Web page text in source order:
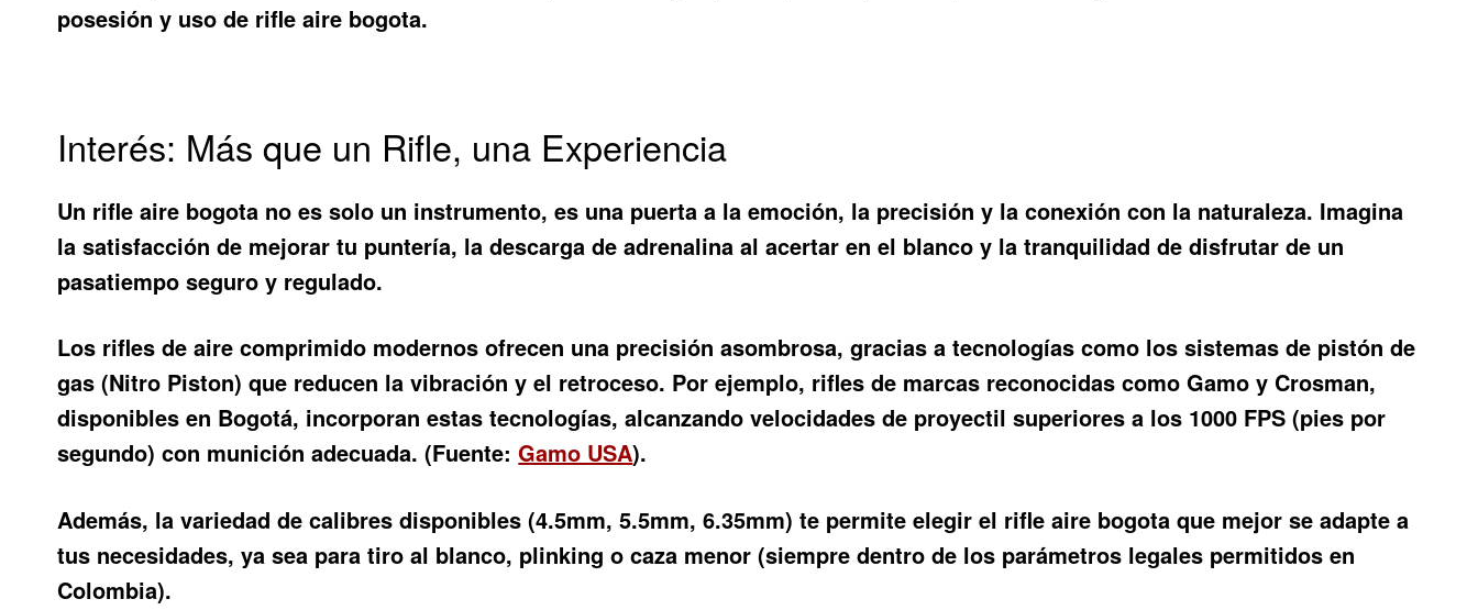
posesión y uso de rifle aire bogota.
Interés: Más que un Rifle, una Experiencia
Un rifle aire bogota no es solo un instrumento, es una puerta a la emoción, la precisión y la conexión con la naturaleza. Imagina
la satisfacción de mejorar tu puntería, la descarga de adrenalina al acertar en el blanco y la tranquilidad de disfrutar de un
pasatiempo seguro y regulado.
Los rifles de aire comprimido modernos ofrecen una precisión asombrosa, gracias a tecnologías como los sistemas de pistón de
gas (Nitro Piston) que reducen la vibración y el retroceso. Por ejemplo, rifles de marcas reconocidas como Gamo y Crosman,
disponibles en Bogotá, incorporan estas tecnologías, alcanzando velocidades de proyectil superiores a los 1000 FPS (pies por
segundo) con munición adecuada. (Fuente:Gamo USA).
Además, la variedad de calibres disponibles (4.5mm, 5.5mm, 6.35mm) te permite elegir el rifle aire bogota que mejor se adapte a
tus necesidades, ya sea para tiro al blanco, plinking o caza menor (siempre dentro de los parámetros legales permitidos en
Colombia).